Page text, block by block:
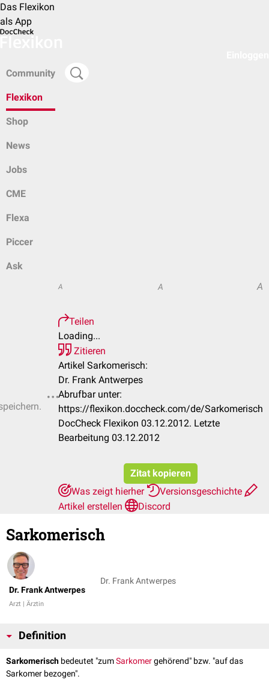
Das Flexikon
als App
Community
Flexikon
Shop
News
Jobs
CME
Flexa
Piccer
Ask
A A A
Teilen
Loading...
Zitieren
Artikel Sarkomerisch:
Dr. Frank Antwerpes
Abrufbar unter:
https://flexikon.doccheck.com/de/Sarkomerisch
DocCheck Flexikon 03.12.2012. Letzte
Bearbeitung 03.12.2012
Zitat kopieren
Was zeigt hierher
Versionsgeschichte
Artikel erstellen
Discord
Sarkomerisch
Dr. Frank Antwerpes
Arzt | Ärztin
Dr. Frank Antwerpes
Definition
Sarkomerisch bedeutet "zumSarkomergehörend" bzw. "auf das
Sarkomer bezogen".